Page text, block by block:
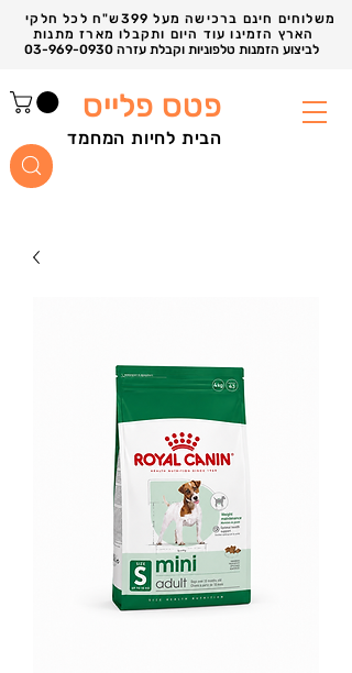
משלוחים חינם ברכישה מעל 399ש"ח לכל חלקי
פטס פלייס
הבית לחיות המחמד